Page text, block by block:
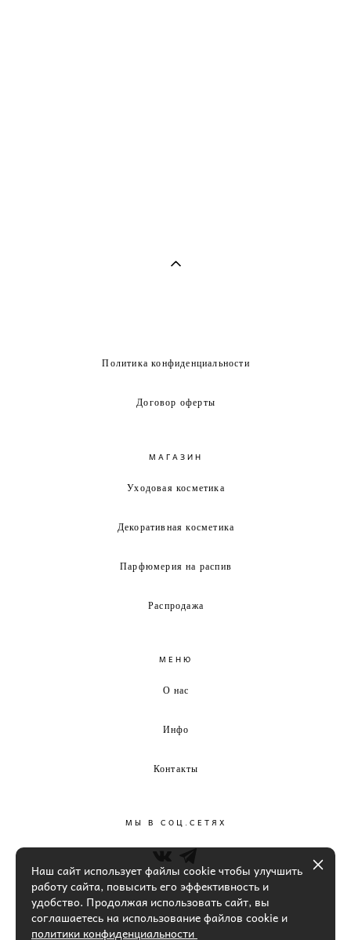
Политика конфиденциальности
Договор оферты
МАГАЗИН
Уходовая косметика
Декоративная косметика
Парфюмерия на распив
Распродажа
МЕНЮ
О нас
Инфо
Контакты
МЫ В СОЦ.СЕТЯХ
Наш сайт использует файлы cookie чтобы улучшить
работу сайта, повысить его эффективность и
удобство. Продолжая использовать сайт, вы
соглашаетесь на использование файлов cookie и
политики конфиденциальности